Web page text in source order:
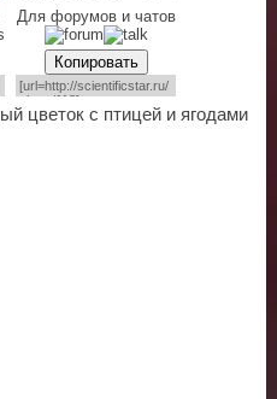
Для форумов и чатов
Копировать